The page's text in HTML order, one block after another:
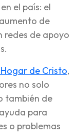
el país: el
de
redes de apoyo
de Cristo,
no solo
también de
para
o problemas